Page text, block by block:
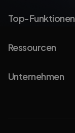
Top-Funktionen
Ressourcen
Unternehmen